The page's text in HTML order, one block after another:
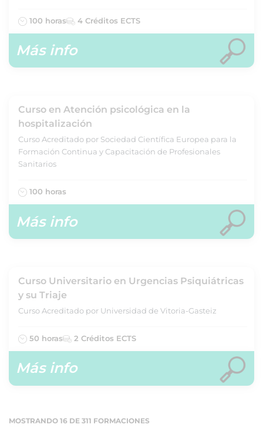
100 horas 4 Créditos ECTS
Más info
Curso en Atención psicológica en la
hospitalización
Curso Acreditado por Sociedad Científica Europea para la
Formación Continua y Capacitación de Profesionales
Sanitarios
100 horas
Más info
Curso Universitario en Urgencias Psiquiátricas
y su Triaje
Curso Acreditado por Universidad de Vitoria-Gasteiz
50 horas 2 Créditos ECTS
Más info
MOSTRANDO 16 DE 311 FORMACIONES